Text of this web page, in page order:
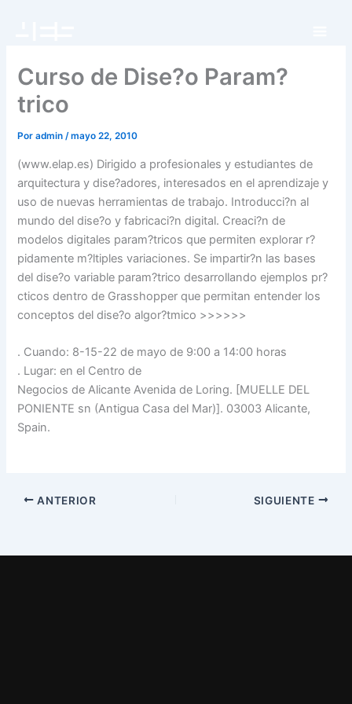
Curso de Dise?o Param?
trico
Poradmin/mayo 22, 2010
(www.elap.es) Dirigido a profesionales y estudiantes de
arquitectura y dise?adores, interesados en el aprendizaje y
uso de nuevas herramientas de trabajo. Introducci?n al
mundo del dise?o y fabricaci?n digital. Creaci?n de
modelos digitales param?tricos que permiten explorar r?
pidamente m?ltiples variaciones. Se impartir?n las bases
del dise?o variable param?trico desarrollando ejemplos pr?
cticos dentro de Grasshopper que permitan entender los
conceptos del dise?o algor?tmico >>>>>>
. Cuando: 8-15-22 de mayo de 9:00 a 14:00 horas
. Lugar: en el Centro de
Negocios de Alicante Avenida de Loring. [MUELLE DEL
PONIENTE sn (Antigua Casa del Mar)]. 03003 Alicante,
Spain.
ANTERIOR SIGUIENTE